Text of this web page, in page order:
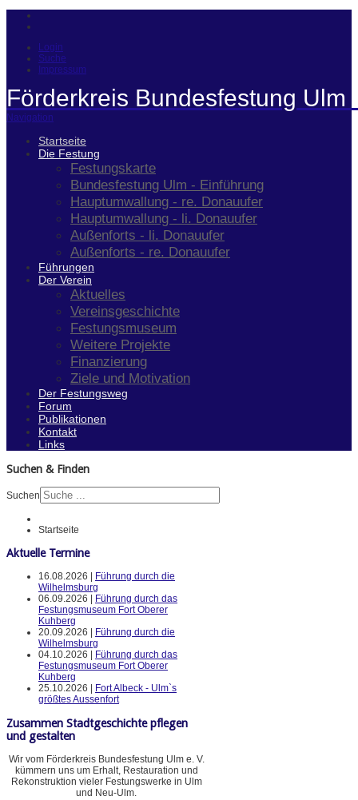
Login
Suche
Impressum
Förderkreis Bundesfestung Ulm
Navigation
Startseite
Die Festung
Festungskarte
Bundesfestung Ulm - Einführung
Hauptumwallung - re. Donauufer
Hauptumwallung - li. Donauufer
Außenforts - li. Donauufer
Außenforts - re. Donauufer
Führungen
Der Verein
Aktuelles
Vereinsgeschichte
Festungsmuseum
Weitere Projekte
Finanzierung
Ziele und Motivation
Der Festungsweg
Forum
Publikationen
Kontakt
Links
Suchen & Finden
Suchen
Startseite
Aktuelle Termine
16.08.2026 |
Führung durch die
Wilhelmsburg
06.09.2026 |
Führung durch das
Festungsmuseum Fort Oberer
Kuhberg
20.09.2026 |
Führung durch die
Wilhelmsburg
04.10.2026 |
Führung durch das
Festungsmuseum Fort Oberer
Kuhberg
25.10.2026 |
Fort Albeck - Ulm`s
größtes Aussenfort
Zusammen Stadtgeschichte pflegen
und gestalten
Wir vom Förderkreis Bundesfestung Ulm e. V.
kümmern uns um Erhalt, Restauration und
Rekonstruktion vieler Festungswerke in Ulm
und Neu-Ulm.